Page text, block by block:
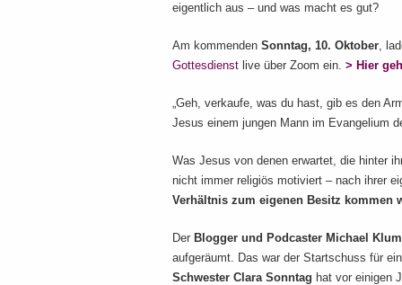
eigentlich aus – und was macht es gut?
Am kommenden Sonntag, 10. Oktober,
Gottesdienst live über Zoom ein. > Hier
„Geh, verkaufe, was du hast, gib es den
Jesus einem jungen Mann im Evangelium
Was Jesus von denen erwartet, die hinter
nicht immer religiös motiviert – nach ihrer
Verhältnis zum eigenen Besitz kommen
Der Blogger und Podcaster Michael
aufgeräumt. Das war der Startschuss für
Schwester Clara Sonntag hat vor einigen